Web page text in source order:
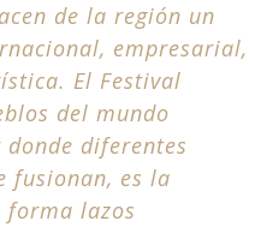
de la región un
empresarial,
El Festival
del mundo
diferentes
fusionan, es la
lazos